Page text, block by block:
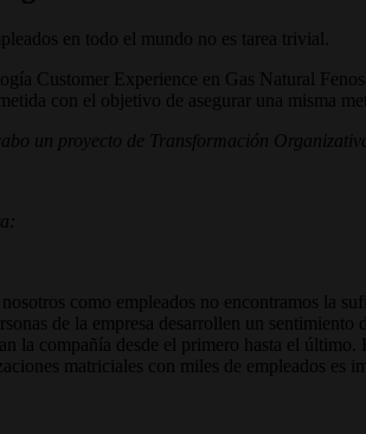
en todo el mundo no es tarea trivial.
Customer Experience en Gas Natural
con el objetivo de asegurar una misma
un proyecto de Transformación
como empleados no encontramos la
de la empresa desarrollen un
la compañía desde el primero hasta el
matriciales con miles de empleados es